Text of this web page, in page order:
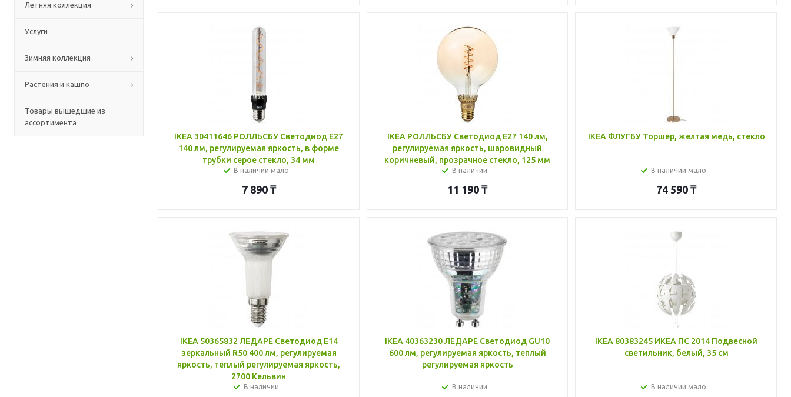
Летняя коллекция
Услуги
Зимняя коллекция
Растения и кашпо
Товары вышедшие из
ассортимента
IKEA 30411646 РОЛЛЬСБУ Светодиод E27
140 лм, регулируемая яркость, в форме
трубки серое стекло, 34 мм
В наличии мало
7 890₸
IKEA РОЛЛЬСБУ Светодиод E27 140 лм,
регулируемая яркость, шаровидный
коричневый, прозрачное стекло, 125 мм
В наличии
11 190 ₸
IKEA ФЛУГБУ Торшер, желтая медь, стекло
В наличии мало
74 590 ₸
IKEA 50365832 ЛЕДАРЕ Светодиод E14
зеркальный R50 400 лм, регулируемая
яркость, теплый регулируемая яркость,
2700 Кельвин
В наличии
IKEA 40363230 ЛЕДАРЕ Светодиод GU10
600 лм, регулируемая яркость, теплый
регулируемая яркость
В наличии
IKEA 80383245 ИКЕА ПС 2014 Подвесной
светильник, белый, 35 см
В наличии мало